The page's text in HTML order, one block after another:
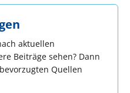
aktuellen
Beiträge sehen? Dann
Quellen